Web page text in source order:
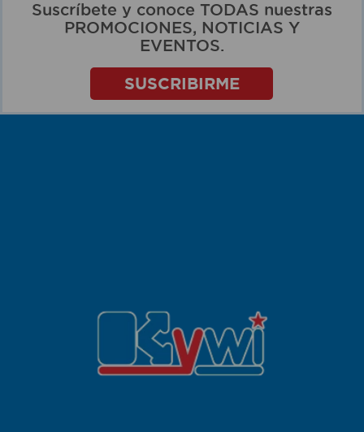
Suscríbete y conoce TODAS nuestras
PROMOCIONES, NOTICIAS Y
EVENTOS.
SUSCRIBIRME